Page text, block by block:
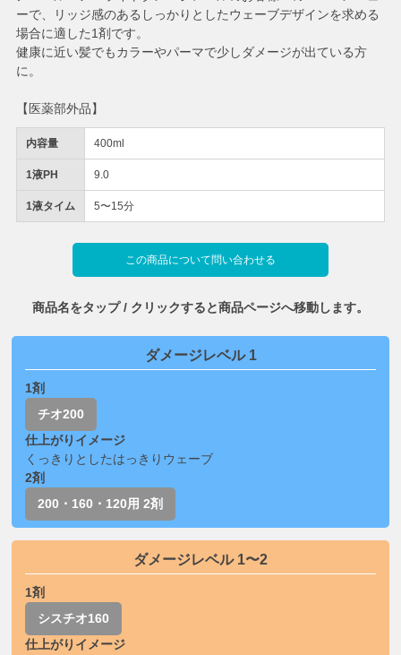
内容量 400ml
1液PH 9.0
1液タイム 5〜15分
この商品について問い合わせる
ーで、リッジ感のあるしっかりとしたウェーブデザインを求める
場合に適した1剤です。
健康に近い髪でもカラーやパーマで少しダメージが出ている方
に。
【医薬部外品】
商品名をタップ / クリックすると商品ページへ移動します。
ダメージレベル 1
1剤
チオ200
仕上がりイメージ
くっきりとしたはっきりウェーブ
2剤
200・160・120用 2剤
ダメージレベル 1〜2
1剤
シスチオ160
仕上がりイメージ